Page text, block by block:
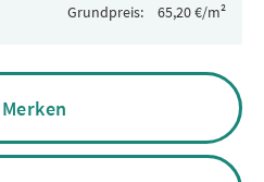
Grundpreis:
Merken